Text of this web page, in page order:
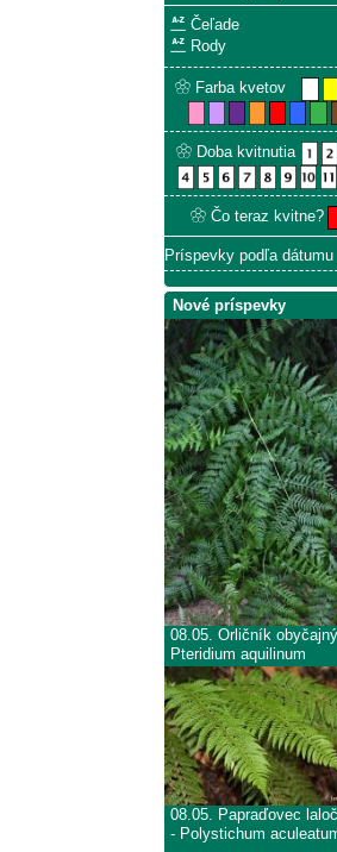
Čeľade
Rody
Farba kvetov
Doba kvitnutia
Čo teraz kvitne?
Príspevky podľa dátumu
Nové príspevky
08.05. Orličník
Pteridium aquilinum
08.05. Papraďovec
- Polystichum